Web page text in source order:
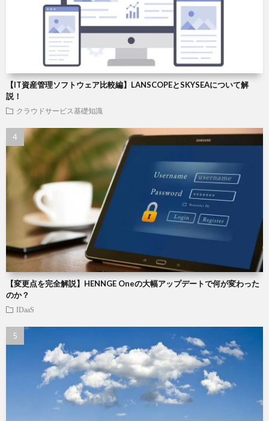
【IT資産管理ソフトウェア比較編】LANSCOPEとSKYSEAについて解
説！
クラウドサービス基礎知識
【変更点を完全解説】HENNGE Oneの大幅アップデートで何が変わった
のか？
IDaaS